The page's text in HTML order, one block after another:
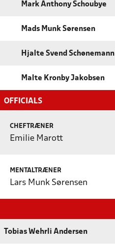
Mark Anthony Schoubye
Mads Munk Sørensen
Hjalte Svend
Malte Kronby Jakobsen
OFFICIALS
CHEFTRÆNER
Emilie Marott
MENTALTRÆNER
Lars Munk Sørensen
Tobias Wehrli Andersen